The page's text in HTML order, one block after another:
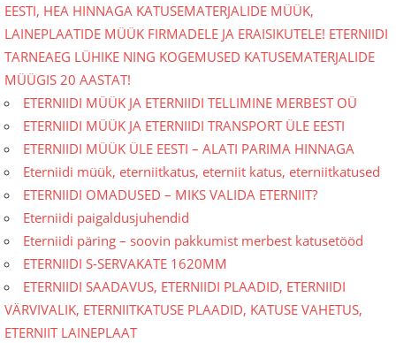
EESTI, HEA HINNAGA KATUSEMATERJALIDE MÜÜK,
LAINEPLAATIDE MÜÜK FIRMADELE JA ERAISIKUTELE! ETERNIIDI
TARNEAEG LÜHIKE NING KOGEMUSED KATUSEMATERJALIDE
MÜÜGIS 20 AASTAT!
ETERNIIDI MÜÜK JA ETERNIIDI TELLIMINE MERBEST OÜ
ETERNIIDI MÜÜK JA ETERNIIDI TRANSPORT ÜLE EESTI
ETERNIIDI MÜÜK ÜLE EESTI – ALATI PARIMA HINNAGA
Eterniidi müük, eterniitkatus, eterniit katus, eterniitkatused
ETERNIIDI OMADUSED – MIKS VALIDA ETERNIIT?
Eterniidi paigaldusjuhendid
Eterniidi päring – soovin pakkumist merbest katusetööd
ETERNIIDI S-SERVAKATE 1620MM
ETERNIIDI SAADAVUS, ETERNIIDI PLAADID, ETERNIIDI
VÄRVIVALIK, ETERNIITKATUSE PLAADID, KATUSE VAHETUS,
ETERNIIT LAINEPLAAT